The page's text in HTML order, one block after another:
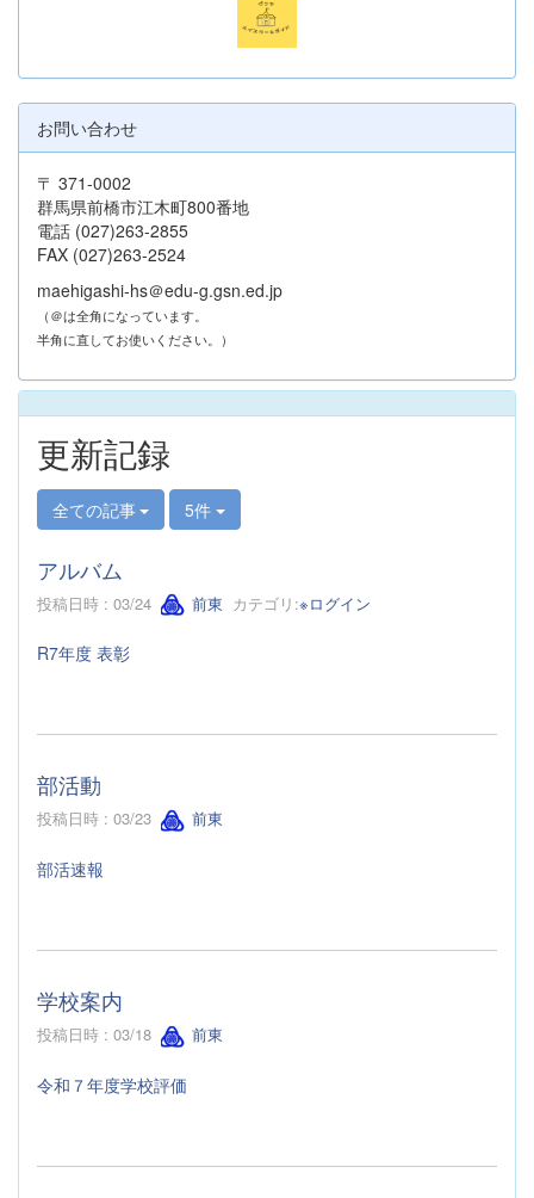
お問い合わせ
〒 371-0002
群馬県前橋市江木町800番地
電話 (027)263-2855
FAX (027)263-2524
maehigashi-hs＠edu-g.gsn.ed.jp
（＠は全角になっています。
半角に直してお使いください。）
更新記録
全ての記事 5件
アルバム
投稿日時 : 03/24 前東 カテゴリ:※ログイン
R7年度 表彰
部活動
投稿日時 : 03/23 前東
部活速報
学校案内
投稿日時 : 03/18 前東
令和７年度学校評価